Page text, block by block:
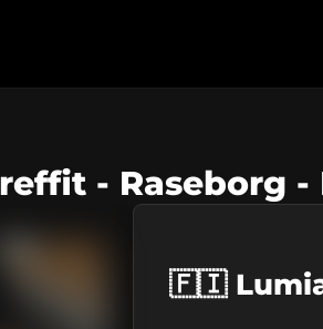
- Raseborg -
🇫🇮